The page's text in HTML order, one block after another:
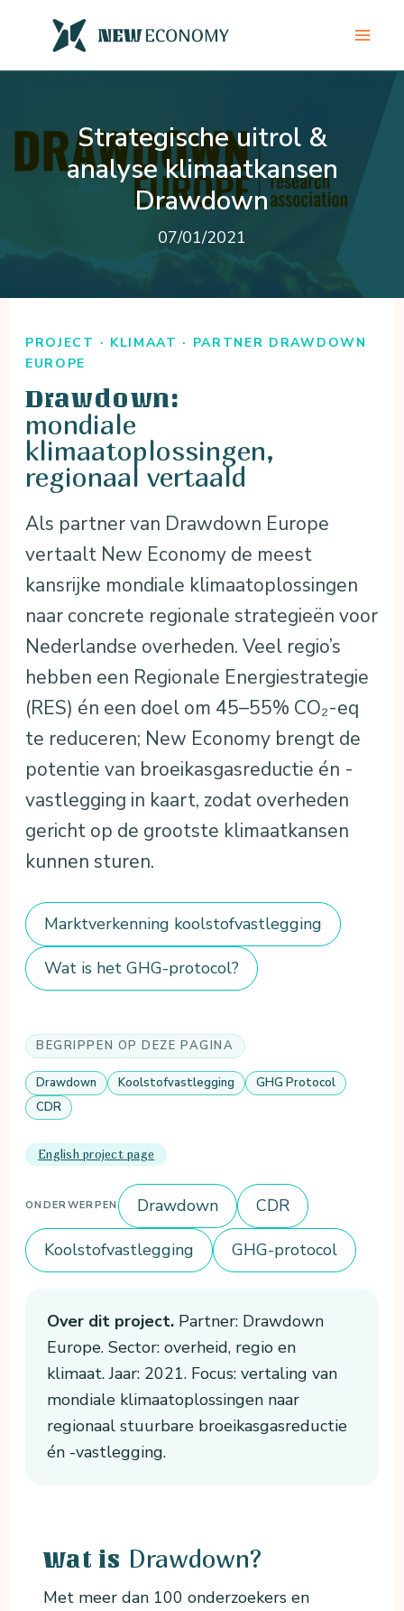
de
Strategische uitrol &
analyse klimaatkansen
Drawdown
07/01/2021
PROJECT · KLIMAAT · PARTNER DRAWDOWN
EUROPE
Drawdown:
mondiale
klimaatoplossingen,
regionaal vertaald
Als partner van Drawdown Europe
vertaalt New Economy de meest
kansrijke mondiale klimaatoplossingen
naar concrete regionale strategieën voor
Nederlandse overheden. Veel regio’s
hebben een Regionale Energiestrategie
(RES) én een doel om 45–55% CO₂-eq
te reduceren; New Economy brengt de
potentie van broeikasgasreductie én -
vastlegging in kaart, zodat overheden
gericht op de grootste klimaatkansen
kunnen sturen.
Marktverkenning koolstofvastlegging
Wat is het GHG-protocol?
BEGRIPPEN OP DEZE PAGINA
Drawdown Koolstofvastlegging
GHG Protocol
CDR
English project page
ONDERWERPEN Drawdown CDR
Koolstofvastlegging GHG-protocol
Over dit project. Partner: Drawdown
Europe. Sector: overheid, regio en
klimaat. Jaar: 2021. Focus: vertaling van
mondiale klimaatoplossingen naar
regionaal stuurbare broeikasgasreductie
én -vastlegging.
Wat is Drawdown?
Met meer dan 100 onderzoekers en